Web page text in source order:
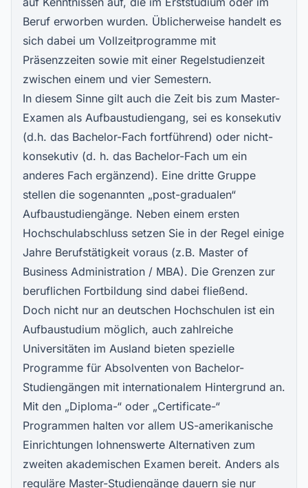
Beruf erworben wurden. Üblicherweise handelt es
sich dabei um Vollzeitprogramme mit
Präsenzzeiten sowie mit einer Regelstudienzeit
zwischen einem und vier Semestern.
In diesem Sinne gilt auch die Zeit bis zum Master-
Examen als Aufbaustudiengang, sei es konsekutiv
(d.h. das Bachelor-Fach fortführend) oder nicht-
konsekutiv (d. h. das Bachelor-Fach um ein
anderes Fach ergänzend). Eine dritte Gruppe
stellen die sogenannten „post-gradualen“
Aufbaustudiengänge. Neben einem ersten
Hochschulabschluss setzen Sie in der Regel einige
Jahre Berufstätigkeit voraus (z.B. Master of
Business Administration / MBA). Die Grenzen zur
beruflichen Fortbildung sind dabei fließend.
Doch nicht nur an deutschen Hochschulen ist ein
Aufbaustudium möglich, auch zahlreiche
Universitäten im Ausland bieten spezielle
Programme für Absolventen von Bachelor-
Studiengängen mit internationalem Hintergrund an.
Mit den „Diploma-“ oder „Certificate-“
Programmen halten vor allem US-amerikanische
Einrichtungen lohnenswerte Alternativen zum
zweiten akademischen Examen bereit. Anders als
reguläre Master-Studiengänge dauern sie nur